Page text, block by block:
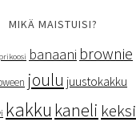
MIKÄ MAISTUISI?
banaani brownie
joulu juustokakku
kakku kaneli keksi